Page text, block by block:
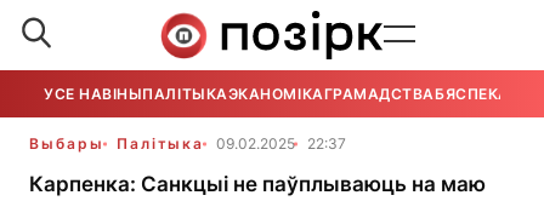
УСЕ НАВІНЫПАЛІТЫКАЭКАНОМІКАГРАМАДСТВАБЯСПЕКА
Выбары Палітыка 09.02.2025 22:37
Карпенка: Санкцыі не паўплываюць на маю